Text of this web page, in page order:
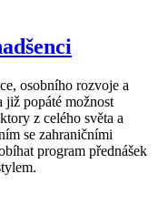
osobního rozvoje a
již popáté možnost
z celého světa a
se zahraničními
program přednášek